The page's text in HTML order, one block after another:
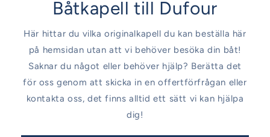
Båtkapell till Dufour
Här hittar du vilka originalkapell du kan beställa här
på hemsidan utan att vi behöver besöka din båt!
Saknar du något eller behöver hjälp? Berätta det
för oss genom att skicka in en offertförfrågan eller
kontakta oss, det finns alltid ett sätt vi kan hjälpa
dig!